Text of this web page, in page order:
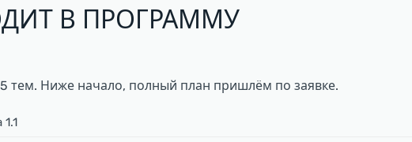
В ПРОГРАММУ
тем. Ниже начало, полный план пришлём по заявке.